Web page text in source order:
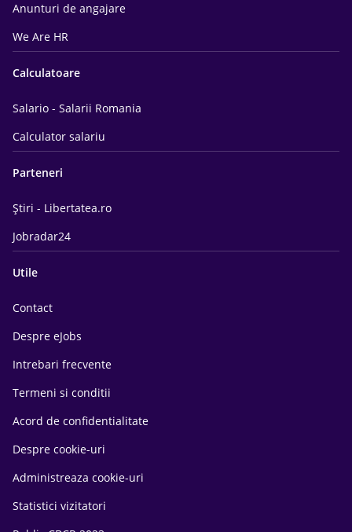
Anunturi de angajare
We Are HR
Calculatoare
Salario - Salarii Romania
Calculator salariu
Parteneri
Știri - Libertatea.ro
Jobradar24
Utile
Contact
Despre eJobs
Intrebari frecvente
Termeni si conditii
Acord de confidentialitate
Despre cookie-uri
Administreaza cookie-uri
Statistici vizitatori